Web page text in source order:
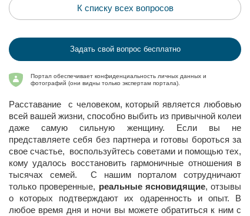
К списку всех вопросов
Задать свой вопрос бесплатно
Портал обеспечивает конфиденциальность личных данных и
фотографий (они видны только экспертам портала).
Расставание с человеком, который является любовью
всей вашей жизни, способно выбить из привычной колеи
даже самую сильную женщину. Если вы не
представляете себя без партнера и готовы бороться за
свое счастье, воспользуйтесь советами и помощью тех,
кому удалось восстановить гармоничные отношения в
тысячах семей. С нашим порталом сотрудничают
только проверенные, реальные ясновидящие, отзывы
о которых подтверждают их одаренность и опыт. В
любое время дня и ночи вы можете обратиться к ним с